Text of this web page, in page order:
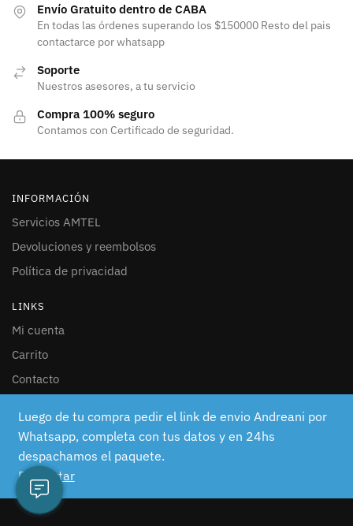
Envío Gratuito dentro de CABA
En todas las órdenes superando los $150000 Resto del pais
contactarce por whatsapp
Soporte
Nuestros asesores, a tu servicio
Compra 100% seguro
Contamos con Certificado de seguridad.
INFORMACIÓN
Servicios AMTEL
Devoluciones y reembolsos
Política de privacidad
LINKS
Mi cuenta
Carrito
Contacto
SEGUINOS
Facebook
Instagram
Luego de tu compra pedir el link de envio Andreani por
Whatsapp, completa con tus datos y en 24hs
despachamos el paquete.
Descartar